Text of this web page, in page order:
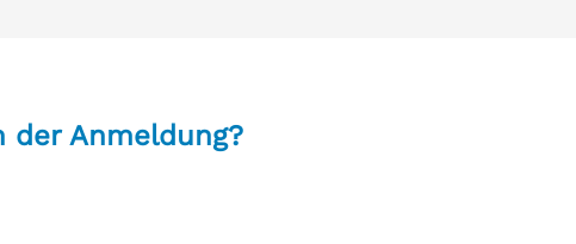
ausschließlich persönlich im
auch über Vertreter*innen erfolgen.
der Anmeldung?